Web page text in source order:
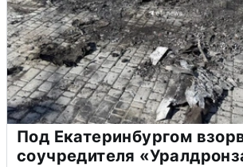
Под Екатеринбургом
соучредителя